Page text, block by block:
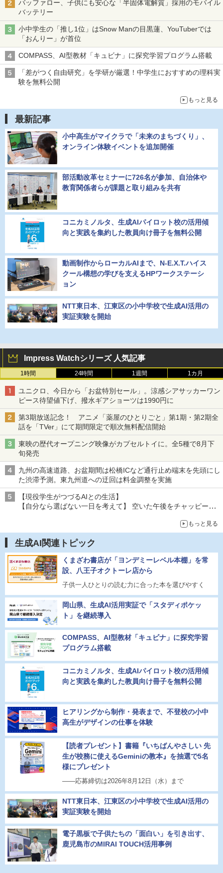
バッファロー、子供にも安心な「半固体電解質」採用のモバイル
バッテリー
小中学生の「推し1位」はSnow Manの目黒蓮、YouTuberでは
「おんりー」が首位
COMPASS、AI型教材「キュビナ」に探究学習プログラム搭載
「差がつく自由研究」を学研が厳選！中学生におすすめの理科実
験を無料公開
もっと見る
最新記事
小中高生がマイクラで「未来のまちづくり」、
オンライン体験イベントを追加開催
部活動改革セミナーに726名が参加、自治体や
教育関係者らが課題と取り組みを共有
コニカミノルタ、生成AIパイロット校の活用傾
向と実践を集約した教員向け冊子を無料公開
動画制作からローカルAIまで、N-E.X.T.ハイス
クール構想の学びを支えるHPワークステーシ
ョン
NTT東日本、江東区の小中学校で生成AI活用の
実証実験を開始
Impress Watchシリーズ 人気記事
1時間 24時間 1週間 1カ月
ユニクロ、今日から「お盆特別セール」。涼感シアサッカーワン
ピース待望値下げ、撥水ギアショーツは1990円に
第3期放送記念！ アニメ「薬屋のひとりごと」第1期・第2期全
話を「TVer」にて期間限定で順次無料配信開始
東映の歴代オープニング映像がカプセルトイに。全5種で8月下
旬発売
九州の高速道路、お盆期間は松橋ICなど通行止め端末を先頭にし
た渋滞予測。東九州道への迂回は料金調整を実施
【現役学生がつづるAIとの生活】
【自分なら選ばない一日を考えて】 空いた午後をチャッピーに
もっと見る
生成AI関連トピック
くまざわ書店が「ヨンデミーレベル本棚」を常
設、八王子オクトーレ店から
子供一人ひとりの読む力に合った本を選びやすく
岡山県、生成AI活用実証で「スタディポケッ
ト」を継続導入
COMPASS、AI型教材「キュビナ」に探究学習
プログラム搭載
コニカミノルタ、生成AIパイロット校の活用傾
向と実践を集約した教員向け冊子を無料公開
ヒアリングから制作・発表まで、不登校の小中
高生がデザインの仕事を体験
【読者プレゼント】書籍『いちばんやさしい 先
生が校務に使えるGeminiの教本』を抽選で5名
様にプレゼント
――応募締切は2026年8月12日（水）まで
NTT東日本、江東区の小中学校で生成AI活用の
実証実験を開始
電子黒板で子供たちの「面白い」を引き出す、
鹿児島市のMIRAI TOUCH活用事例